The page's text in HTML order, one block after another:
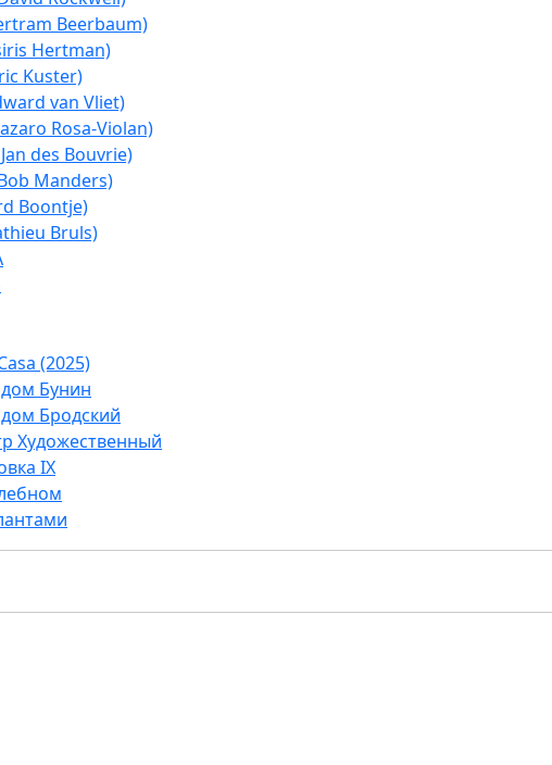
Beerbaum)
Hertman)
Kuster)
van Vliet)
Rosa-Violan)
des Bouvrie)
Manders)
Boontje)
Bruls)
(2025)
Бунин
Бродский
Художественный
IX